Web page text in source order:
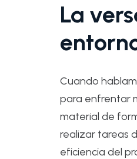
La
Cuando
para enfrentar
material de
realizar tareas
eficiencia del